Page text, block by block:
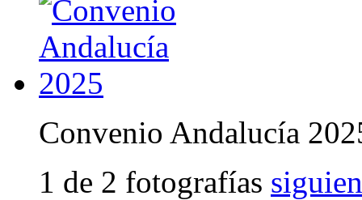
Convenio Andalucía
1 de 2 fotografías